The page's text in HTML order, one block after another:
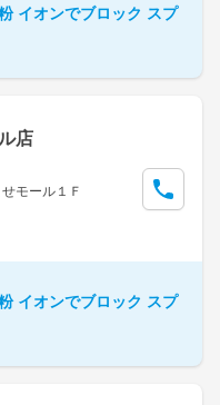
イオンでブロック スプ
店
モール１Ｆ
イオンでブロック スプ